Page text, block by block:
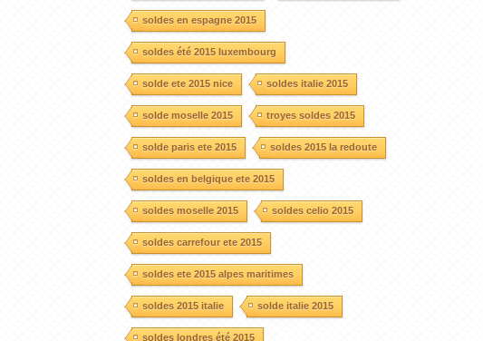
soldes en espagne 2015
soldes été 2015 luxembourg
solde ete 2015 nice soldes italie 2015
solde moselle 2015 troyes soldes 2015
solde paris ete 2015 soldes 2015 la redoute
soldes en belgique ete 2015
soldes moselle 2015 soldes celio 2015
soldes carrefour ete 2015
soldes ete 2015 alpes maritimes
soldes 2015 italie solde italie 2015
soldes londres été 2015